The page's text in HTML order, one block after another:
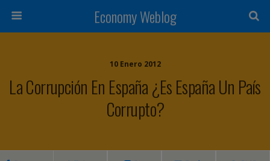
Economy Weblog
10 Enero 2012
La Corrupción En España ¿Es España Un País
Corrupto?